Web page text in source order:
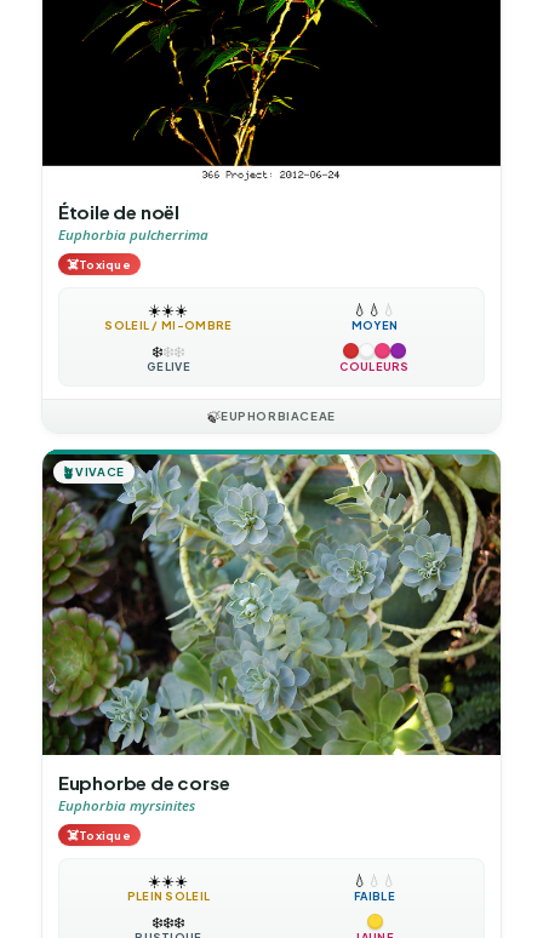
Étoile de noël
Euphorbia pulcherrima
☠️Toxique
☀️☀️☀️
SOLEIL / MI-OMBRE
💧 💧 💧
MOYEN
❄️❄️❄️
GÉLIVE COULEURS
🍃EUPHORBIACEAE
🪴VIVACE
Euphorbe de corse
Euphorbia myrsinites
☠️Toxique
☀️☀️☀️
PLEIN SOLEIL
💧 💧 💧
FAIBLE
❄️❄️❄️